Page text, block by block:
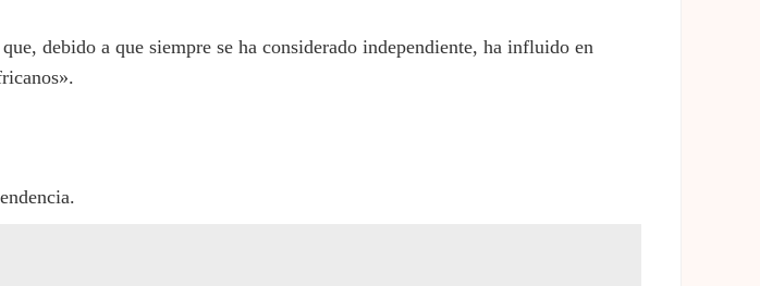
debido a que siempre se ha considerado independiente, ha influido en